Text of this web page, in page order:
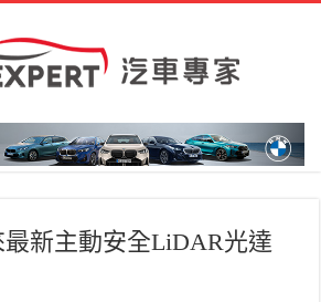
最新主動安全LiDAR光達